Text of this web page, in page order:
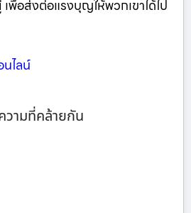
พื่อส่งต่อแรงบุญให้พวกเขาได้ไป
ไลน์
วามที่คล้ายกัน